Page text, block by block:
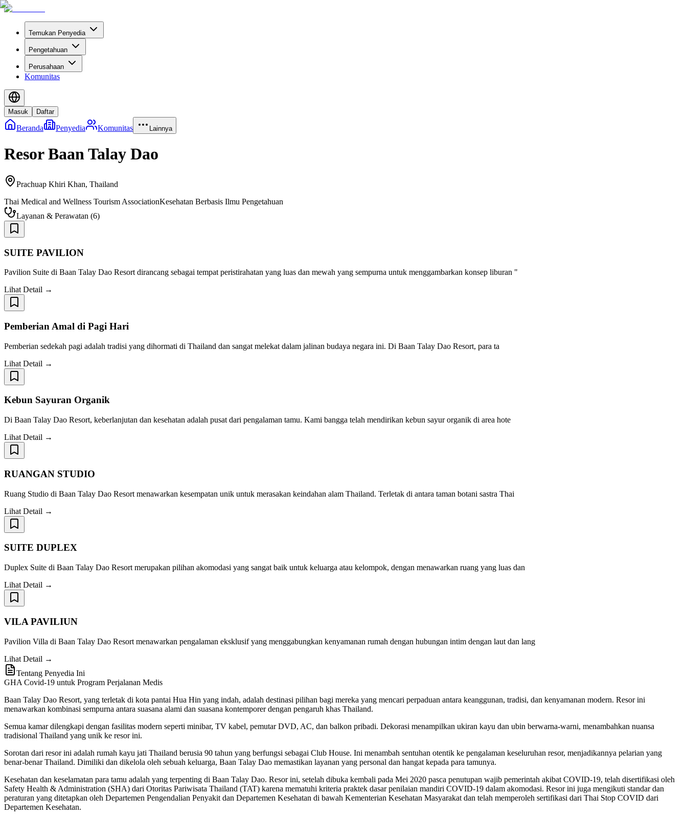
Temukan Penyedia
Pengetahuan
Perusahaan
Komunitas
Masuk Daftar
Beranda Penyedia Komunitas Lainnya
Resor Baan Talay Dao
Prachuap Khiri Khan, Thailand
Thai Medical and Wellness Tourism AssociationKesehatan Berbasis Ilmu Pengetahuan
Layanan & Perawatan (6)
SUITE PAVILION
Pavilion Suite di Baan Talay Dao Resort dirancang sebagai tempat peristirahatan yang luas dan mewah yang sempurna untuk menggambarkan konsep liburan "
Lihat Detail →
Pemberian Amal di Pagi Hari
Pemberian sedekah pagi adalah tradisi yang dihormati di Thailand dan sangat melekat dalam jalinan budaya negara ini. Di Baan Talay Dao Resort, para ta
Lihat Detail →
Kebun Sayuran Organik
Di Baan Talay Dao Resort, keberlanjutan dan kesehatan adalah pusat dari pengalaman tamu. Kami bangga telah mendirikan kebun sayur organik di area hote
Lihat Detail →
RUANGAN STUDIO
Ruang Studio di Baan Talay Dao Resort menawarkan kesempatan unik untuk merasakan keindahan alam Thailand. Terletak di antara taman botani sastra Thai
Lihat Detail →
SUITE DUPLEX
Duplex Suite di Baan Talay Dao Resort merupakan pilihan akomodasi yang sangat baik untuk keluarga atau kelompok, dengan menawarkan ruang yang luas dan
Lihat Detail →
VILA PAVILIUN
Pavilion Villa di Baan Talay Dao Resort menawarkan pengalaman eksklusif yang menggabungkan kenyamanan rumah dengan hubungan intim dengan laut dan lang
Lihat Detail →
Tentang Penyedia Ini
GHA Covid-19 untuk Program Perjalanan Medis
Baan Talay Dao Resort, yang terletak di kota pantai Hua Hin yang indah, adalah destinasi pilihan bagi mereka yang mencari perpaduan antara keanggunan, tradisi, dan kenyamanan modern. Resor ini
menawarkan kombinasi sempurna antara suasana alami dan suasana kontemporer dengan pengaruh khas Thailand.
Semua kamar dilengkapi dengan fasilitas modern seperti minibar, TV kabel, pemutar DVD, AC, dan balkon pribadi. Dekorasi menampilkan ukiran kayu dan ubin berwarna-warni, menambahkan nuansa
tradisional Thailand yang unik ke resor ini.
Sorotan dari resor ini adalah rumah kayu jati Thailand berusia 90 tahun yang berfungsi sebagai Club House. Ini menambah sentuhan otentik ke pengalaman keseluruhan resor, menjadikannya pelarian yang
benar-benar Thailand. Dimiliki dan dikelola oleh sebuah keluarga, Baan Talay Dao memastikan layanan yang personal dan hangat kepada para tamunya.
Kesehatan dan keselamatan para tamu adalah yang terpenting di Baan Talay Dao. Resor ini, setelah dibuka kembali pada Mei 2020 pasca penutupan wajib pemerintah akibat COVID-19, telah disertifikasi oleh
Safety Health & Administration (SHA) dari Otoritas Pariwisata Thailand (TAT) karena mematuhi kriteria praktek dasar penilaian mandiri COVID-19 dalam akomodasi. Resor ini juga mengikuti standar dan
peraturan yang ditetapkan oleh Departemen Pengendalian Penyakit dan Departemen Kesehatan di bawah Kementerian Kesehatan Masyarakat dan telah memperoleh sertifikasi dari Thai Stop COVID dari
Departemen Kesehatan.